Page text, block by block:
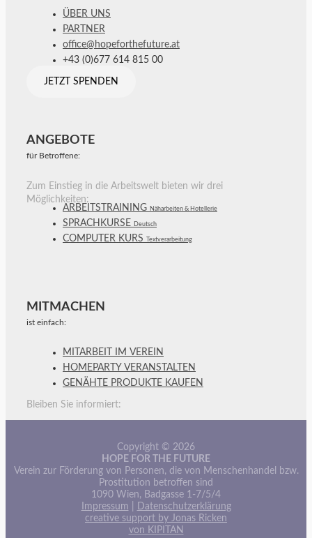
ÜBER UNS
PARTNER
office@hopeforthefuture.at
+43 (0)677 614 815 00
JETZT SPENDEN
ANGEBOTE
für Betroffene:
Zum Einstieg in die Arbeitswelt bieten wir drei
Möglichkeiten:
ARBEITSTRAINING Näharbeiten & Hotellerie
SPRACHKURSE Deutsch
COMPUTER KURS Textverarbeitung
MITMACHEN
ist einfach:
MITARBEIT IM VEREIN
HOMEPARTY VERANSTALTEN
GENÄHTE PRODUKTE KAUFEN
Bleiben Sie informiert:
Copyright © 2026
HOPE FOR THE FUTURE
Verein zur Förderung von Personen, die von Menschenhandel bzw.
Prostitution betroffen sind
1090 Wien, Badgasse 1-7/5/4
Impressum
Datenschutzerklärung
creative support by Jonas Ricken
von KIPITAN